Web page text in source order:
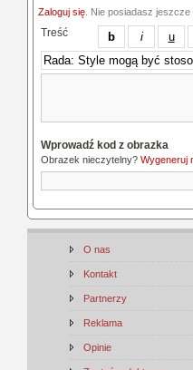
Zaloguj się . Nie posiadasz
Treść
Wprowadź kod z obrazka
Obrazek nieczytelny? Wygeneruj
O nas
Kontakt
Partnerzy
Reklama
Opinie